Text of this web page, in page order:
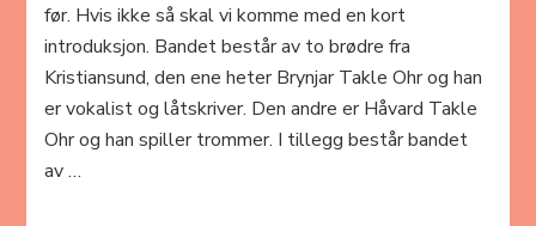
før. Hvis ikke så skal vi komme med en kort
introduksjon. Bandet består av to brødre fra
Kristiansund, den ene heter Brynjar Takle Ohr og han
er vokalist og låtskriver. Den andre er Håvard Takle
Ohr og han spiller trommer. I tillegg består bandet
av …